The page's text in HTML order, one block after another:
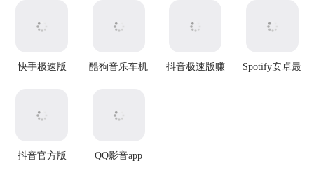
快手极速版
酷狗音乐车机
抖音极速版赚
Spotify安卓最
抖音官方版 QQ影音app